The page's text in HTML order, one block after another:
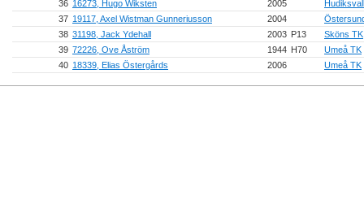
36 16273, Hugo Wiksten 2005
37 19117, Axel Wistman Gunneriusson 2004
38 31198, Jack Ydehall 2003 P13
Sköns TK
39 72226, Ove Åström 1944 H70
Umeå TK
40 18339, Elias Östergårds 2006 Umeå TK